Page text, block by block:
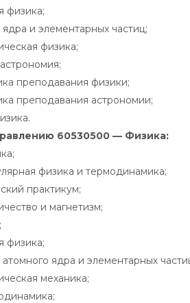
физика;
и элементарных частиц;
физика;
преподавания физики;
преподавания астрономии;
60530500 — Физика:
физика и термодинамика;
практикум;
и магнетизм;
физика;
ядра и элементарных
механика;